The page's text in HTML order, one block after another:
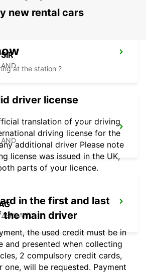
new rental cars
at the station ?
driver license
translation of your driving
driving license for the
additional driver Please note
license was issued in the UK,
parts of your licence.
in the first and last
the main driver
the used credit must be in
and presented when collecting
2 compulsory credit cards,
one, will be requested. Payment